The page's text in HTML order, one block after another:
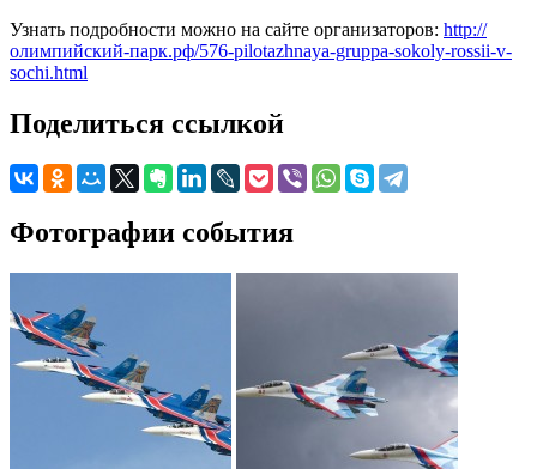
Узнать подробности можно на сайте организаторов: http://
олимпийский-парк.рф/576-pilotazhnaya-gruppa-sokoly-rossii-v-
sochi.html
Поделиться ссылкой
Фотографии события